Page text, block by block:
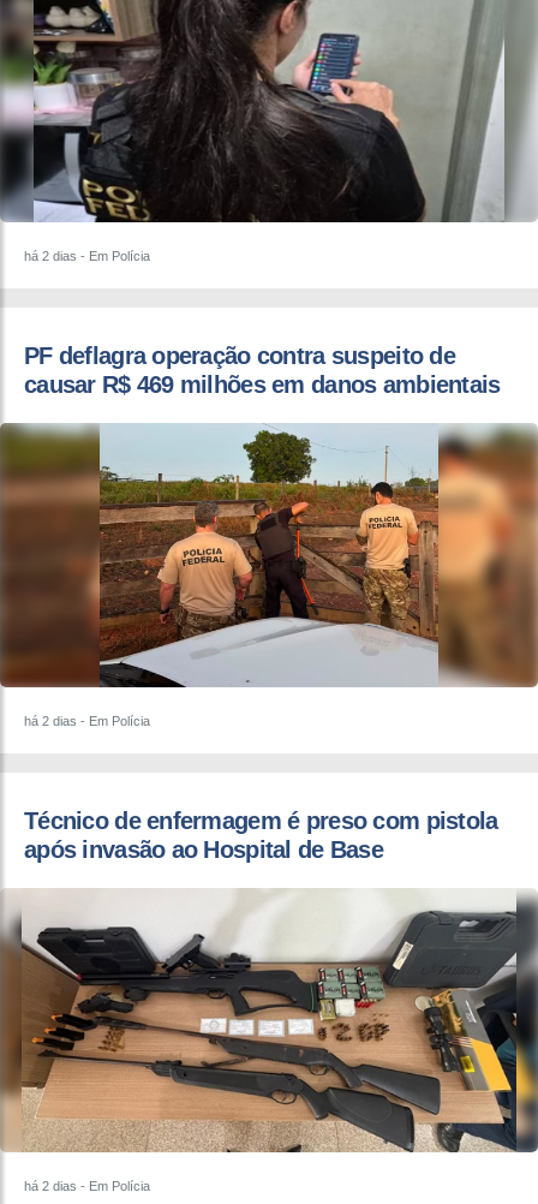
há 2 dias - Em Polícia
PF deflagra operação contra suspeito de
causar R$ 469 milhões em danos ambientais
há 2 dias - Em Polícia
Técnico de enfermagem é preso com pistola
após invasão ao Hospital de Base
há 2 dias - Em Polícia